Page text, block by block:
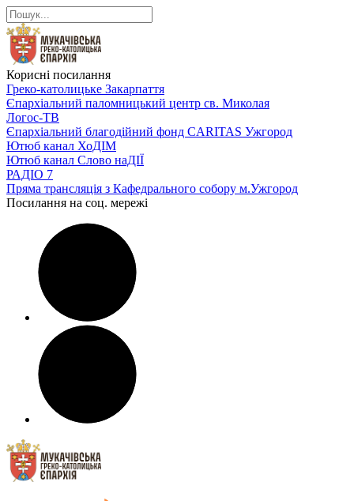
Корисні посилання
Греко-католицьке Закарпаття
Єпархіальний паломницький центр св. Миколая
Логос-ТВ
Єпархіальний благодійний фонд CARITAS Ужгород
Ютюб канал ХоДІМ
Ютюб канал Слово наДІЇ
РАДІО 7
Пряма трансляція з Кафедрального собору м.Ужгород
Посилання на соц. мережі